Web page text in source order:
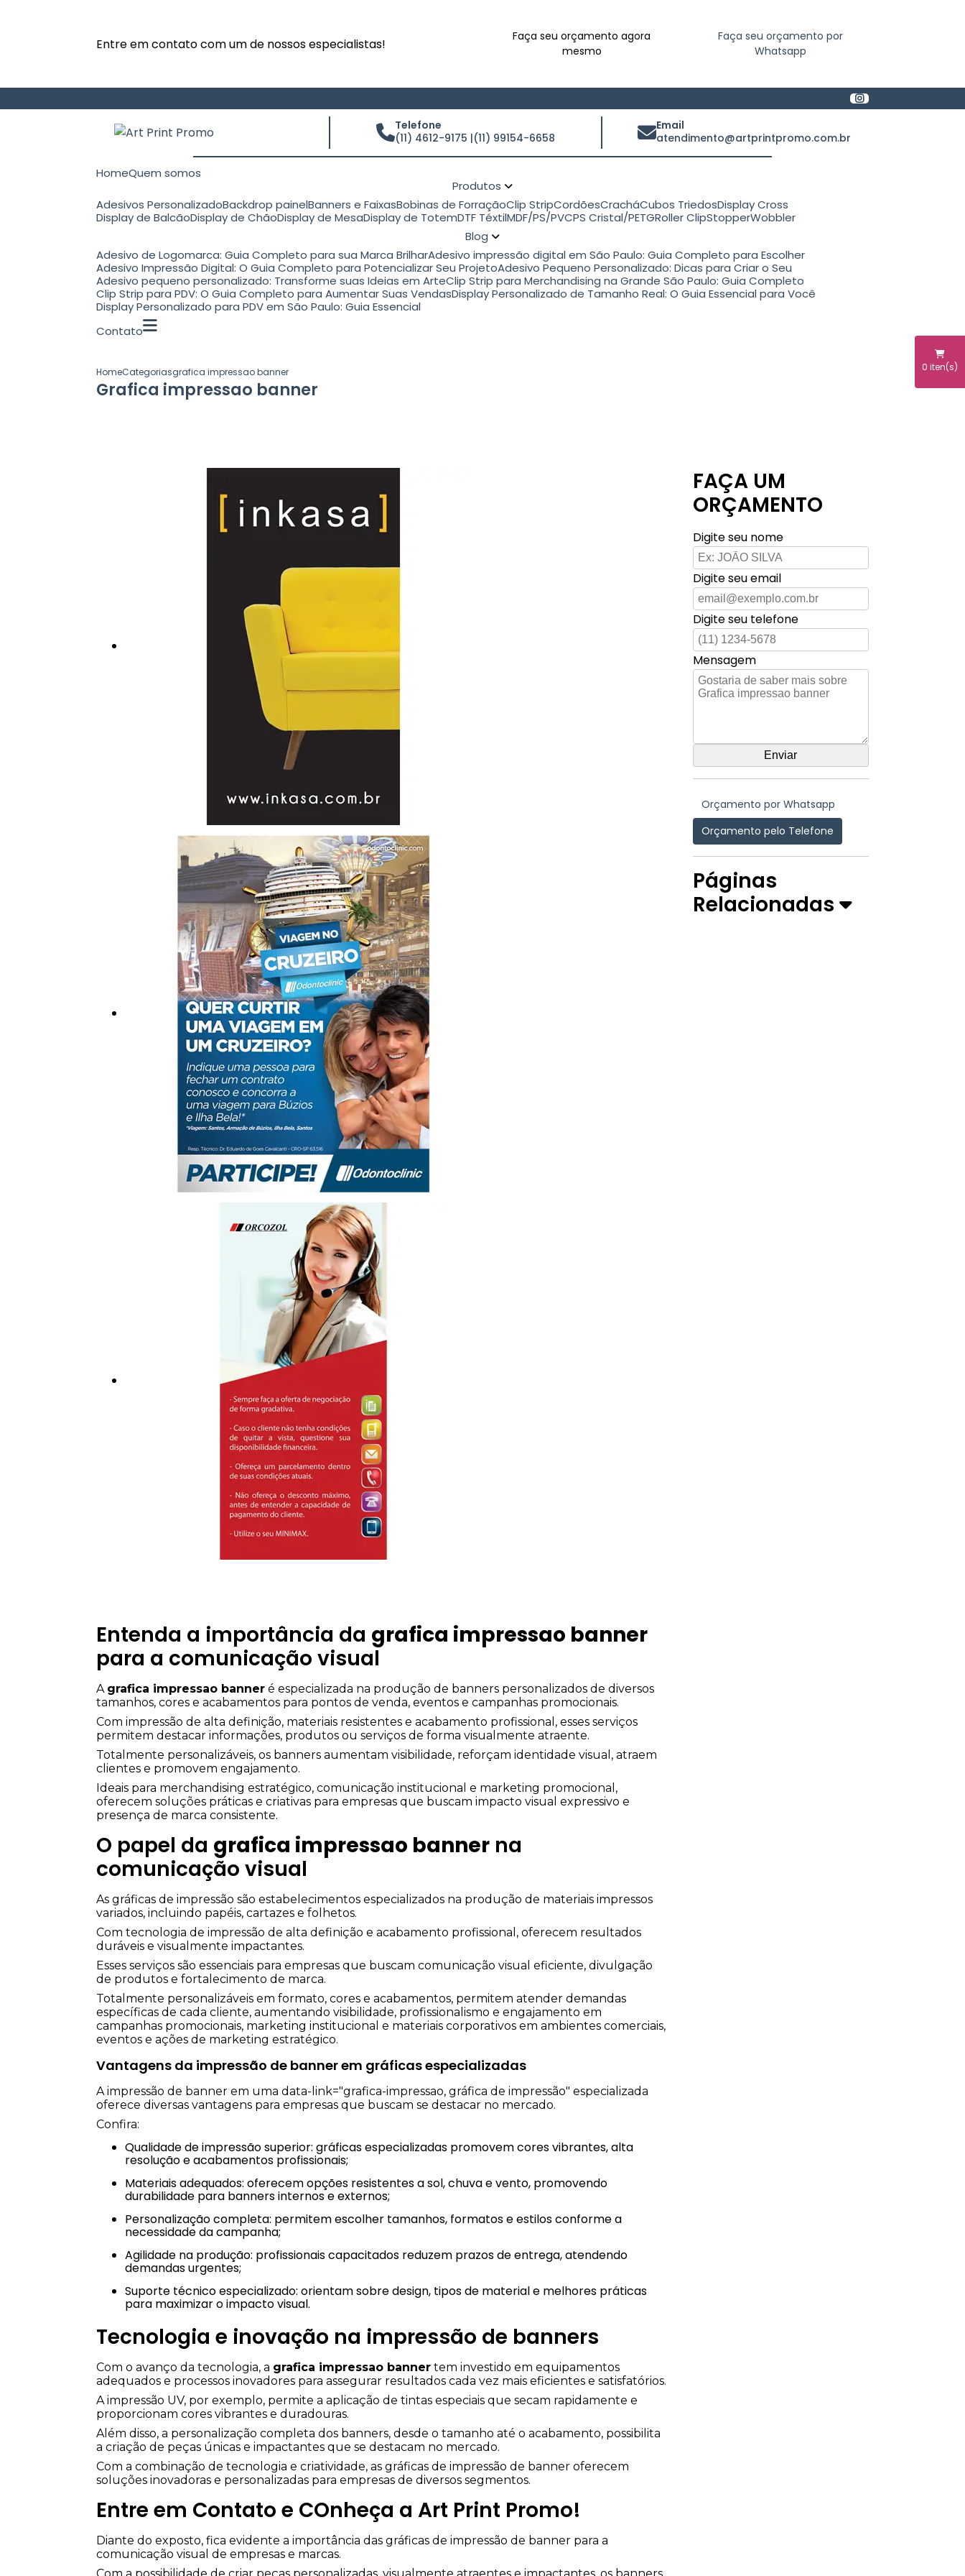
Entre em contato com um de nossos especialistas!
Faça seu orçamento agora
mesmo
Faça seu orçamento por
Whatsapp
Telefone
(11) 4612-9175 |(11) 99154-6658
Email
atendimento@artprintpromo.com.br
Home Quem somos
Produtos
Adesivos Personalizado Backdrop painel Banners e Faixas Bobinas de Forração Clip Strip Cordões Crachá Cubos Triedos Display Cross
Display de Balcão Display de Chão Display de Mesa Display de Totem DTF Téxtil MDF/PS/PVC PS Cristal/PETG Roller Clip Stopper
Wobbler
Blog
Adesivo de Logomarca: Guia Completo para sua Marca Brilhar Adesivo impressão digital em São Paulo: Guia Completo para Escolher
Adesivo Impressão Digital: O Guia Completo para Potencializar Seu Projeto Adesivo Pequeno Personalizado: Dicas para Criar o Seu
Adesivo pequeno personalizado: Transforme suas Ideias em Arte Clip Strip para Merchandising na Grande São Paulo: Guia Completo
Clip Strip para PDV: O Guia Completo para Aumentar Suas Vendas Display Personalizado de Tamanho Real: O Guia Essencial para Você
Display Personalizado para PDV em São Paulo: Guia Essencial
Contato
0 iten(s)
HomeCategoriasgrafica impressao banner
Grafica impressao banner
Entenda a importância da grafica impressao banner
para a comunicação visual
A grafica impressao banner é especializada na produção de banners personalizados de diversos
tamanhos, cores e acabamentos para pontos de venda, eventos e campanhas promocionais.
Com impressão de alta definição, materiais resistentes e acabamento profissional, esses serviços
permitem destacar informações, produtos ou serviços de forma visualmente atraente.
Totalmente personalizáveis, os banners aumentam visibilidade, reforçam identidade visual, atraem
clientes e promovem engajamento.
Ideais para merchandising estratégico, comunicação institucional e marketing promocional,
oferecem soluções práticas e criativas para empresas que buscam impacto visual expressivo e
presença de marca consistente.
O papel da grafica impressao banner na
comunicação visual
As gráficas de impressão são estabelecimentos especializados na produção de materiais impressos
variados, incluindo papéis, cartazes e folhetos.
Com tecnologia de impressão de alta definição e acabamento profissional, oferecem resultados
duráveis e visualmente impactantes.
Esses serviços são essenciais para empresas que buscam comunicação visual eficiente, divulgação
de produtos e fortalecimento de marca.
Totalmente personalizáveis em formato, cores e acabamentos, permitem atender demandas
específicas de cada cliente, aumentando visibilidade, profissionalismo e engajamento em
campanhas promocionais, marketing institucional e materiais corporativos em ambientes comerciais,
eventos e ações de marketing estratégico.
Vantagens da impressão de banner em gráficas especializadas
A impressão de banner em uma data-link="grafica-impressao, gráfica de impressão" especializada
oferece diversas vantagens para empresas que buscam se destacar no mercado.
Confira:
Qualidade de impressão superior: gráficas especializadas promovem cores vibrantes, alta
resolução e acabamentos profissionais;
Materiais adequados: oferecem opções resistentes a sol, chuva e vento, promovendo
durabilidade para banners internos e externos;
Personalização completa: permitem escolher tamanhos, formatos e estilos conforme a
necessidade da campanha;
Agilidade na produção: profissionais capacitados reduzem prazos de entrega, atendendo
demandas urgentes;
Suporte técnico especializado: orientam sobre design, tipos de material e melhores práticas
para maximizar o impacto visual.
Tecnologia e inovação na impressão de banners
Com o avanço da tecnologia, a grafica impressao banner tem investido em equipamentos
adequados e processos inovadores para assegurar resultados cada vez mais eficientes e satisfatórios.
A impressão UV, por exemplo, permite a aplicação de tintas especiais que secam rapidamente e
proporcionam cores vibrantes e duradouras.
Além disso, a personalização completa dos banners, desde o tamanho até o acabamento, possibilita
a criação de peças únicas e impactantes que se destacam no mercado.
Com a combinação de tecnologia e criatividade, as gráficas de impressão de banner oferecem
soluções inovadoras e personalizadas para empresas de diversos segmentos.
Entre em Contato e COnheça a Art Print Promo!
Diante do exposto, fica evidente a importância das gráficas de impressão de banner para a
comunicação visual de empresas e marcas.
FAÇA UM
ORÇAMENTO
Digite seu nome
Digite seu email
Digite seu telefone
Mensagem
Orçamento por Whatsapp
Orçamento pelo Telefone
Páginas
Relacionadas